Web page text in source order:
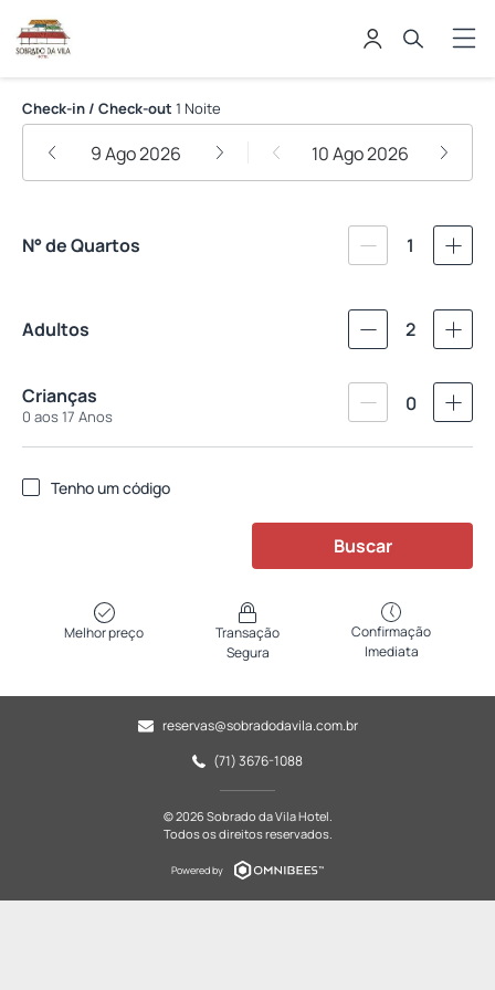
Sobrado da Vila Hotel
Check-in / Check-out 1 Noite
9 Ago 2026 10 Ago 2026
N° de Quartos 1
Adultos 2
Crianças
0 aos 17 Anos
0
Tenho um código
Buscar
Melhor preço
Transação
Segura
Confirmação
Imediata
reservas@sobradodavila.com.br
(71) 3676-1088
© 2026 Sobrado da Vila Hotel.
Todos os direitos reservados.
Powered by